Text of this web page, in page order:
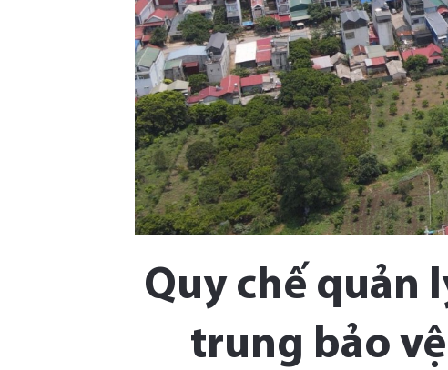
Quy chế quản
trung bảo